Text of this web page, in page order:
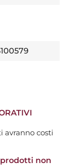
avranno costi
prodotti non